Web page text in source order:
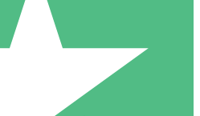
Individuais
créditos de download. Sem